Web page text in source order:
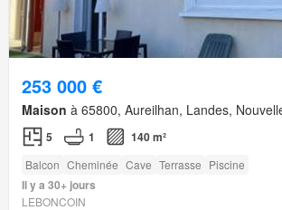
253 000 €
Maison à 65800, Aureilhan, Landes,
5 1 140 m²
Balcon Cheminée Cave Terrasse Piscine
Il y a 30+ jours
LEBONCOIN